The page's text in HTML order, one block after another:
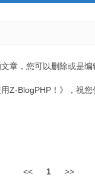
章，您可以删除或是编
Z-BlogPHP！》，祝
<< 1 >>